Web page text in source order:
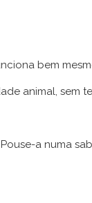
bem
animal, sem
a numa